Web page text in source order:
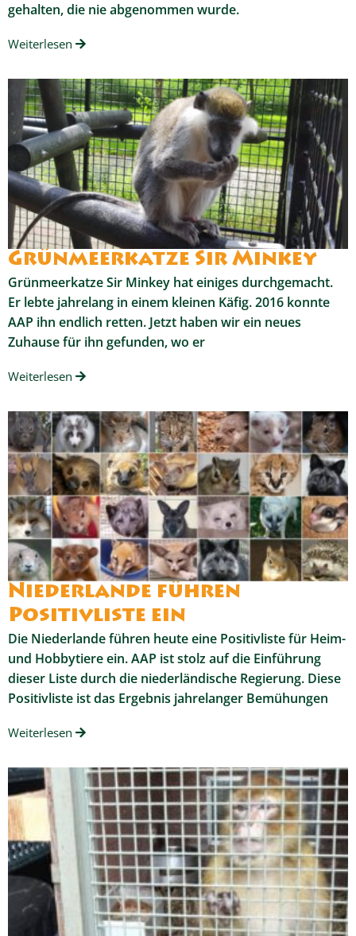
gehalten, die nie abgenommen wurde.
Weiterlesen
Grünmeerkatze Sir Minkey
Grünmeerkatze Sir Minkey hat einiges durchgemacht.
Er lebte jahrelang in einem kleinen Käfig. 2016 konnte
AAP ihn endlich retten. Jetzt haben wir ein neues
Zuhause für ihn gefunden, wo er
Weiterlesen
Niederlande führen
Positivliste ein
Die Niederlande führen heute eine Positivliste für Heim-
und Hobbytiere ein. AAP ist stolz auf die Einführung
dieser Liste durch die niederländische Regierung. Diese
Positivliste ist das Ergebnis jahrelanger Bemühungen
Weiterlesen